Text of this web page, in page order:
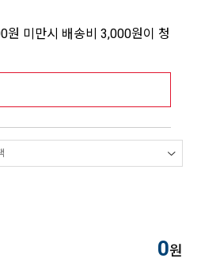
원 미만시 배송비 3,000원이 청
0원